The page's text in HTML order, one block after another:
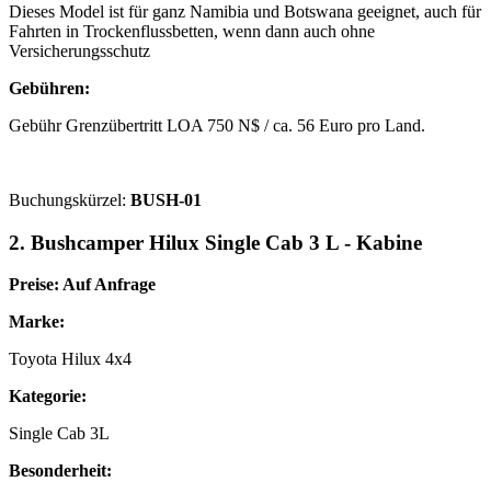
Dieses Model ist für ganz Namibia und Botswana geeignet, auch für
Fahrten in Trockenflussbetten, wenn dann auch ohne
Versicherungsschutz
Gebühren:
Gebühr Grenzübertritt LOA 750 N$ / ca. 56 Euro pro Land.
Buchungskürzel: BUSH-01
2. Bushcamper Hilux Single Cab 3 L - Kabine
Preise: Auf Anfrage
Marke:
Toyota Hilux 4x4
Kategorie:
Single Cab 3L
Besonderheit: